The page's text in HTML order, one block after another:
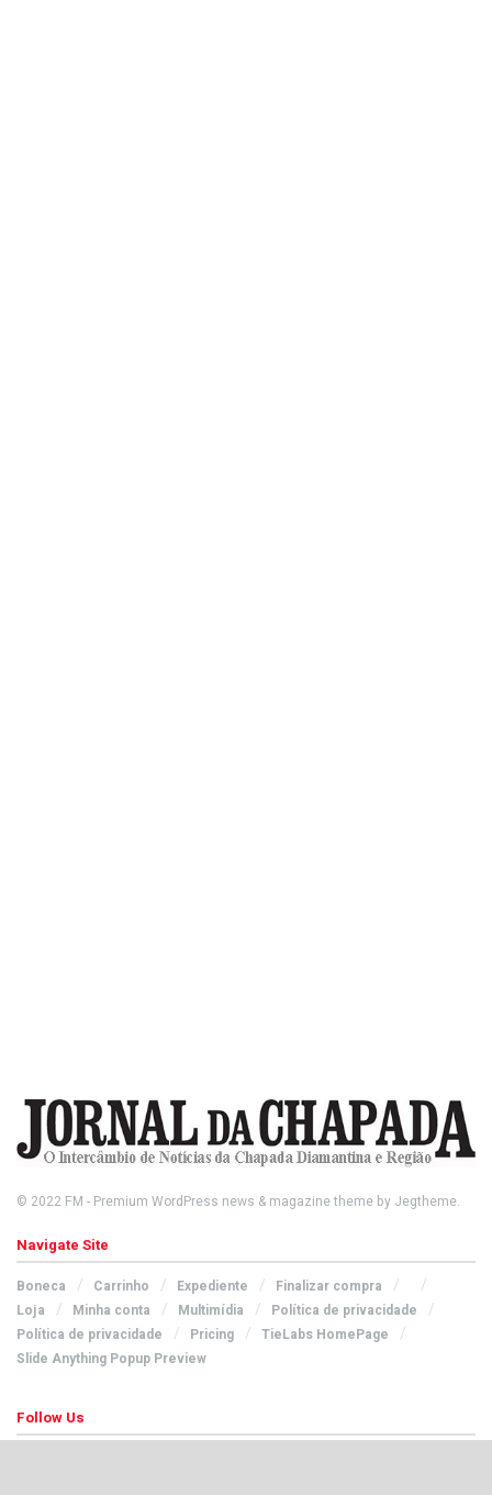
© 2022 FM - Premium WordPress news & magazine theme by Jegtheme.
Navigate Site
Boneca Carrinho Expediente
Finalizar compra
Loja
Minha conta Multimídia
Política de privacidade
Política de privacidade
Pricing
TieLabs HomePage
Slide Anything Popup Preview
Follow Us